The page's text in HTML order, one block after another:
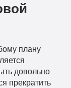
плану
довольно
прекратить